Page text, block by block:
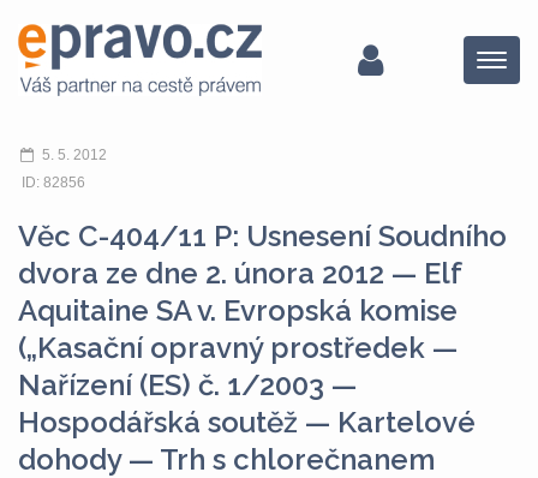
Menu
5. 5. 2012
ID: 82856
Věc C-404/11 P: Usnesení Soudního
dvora ze dne 2. února 2012 — Elf
Aquitaine SA v. Evropská komise
(„Kasační opravný prostředek —
Nařízení (ES) č. 1/2003 —
Hospodářská soutěž — Kartelové
dohody — Trh s chlorečnanem